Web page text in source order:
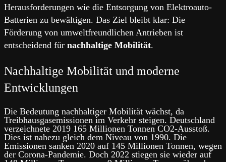
Herausforderungen wie die Entsorgung von Elektroauto-
Batterien zu bewältigen. Das Ziel bleibt klar: Die
Förderung von umweltfreundlichen Antrieben ist
entscheidend für nachhaltige Mobilität.
Nachhaltige Mobilität und moderne
Entwicklungen
Die Bedeutung nachhaltiger Mobilität wächst, da
Treibhausgasemissionen im Verkehr steigen. Deutschland
verzeichnete 2019 165 Millionen Tonnen CO2-Ausstoß.
Dies ist nahezu gleich dem Niveau von 1990. Die
Emissionen sanken 2020 auf 145 Millionen Tonnen, wegen
der Corona-Pandemie. Doch 2022 stiegen sie wieder auf